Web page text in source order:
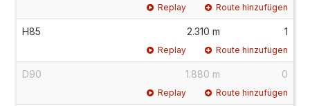
Replay Route hinzufügen
H85 2.310 m 1
Replay Route hinzufügen
D90 1.880 m 0
Replay Route hinzufügen